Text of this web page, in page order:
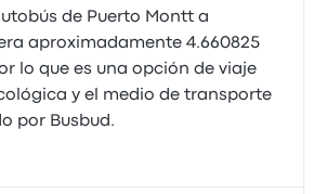
de Puerto Montt a
aproximadamente 4.660825
lo que es una opción de viaje
y el medio de transporte
por Busbud.